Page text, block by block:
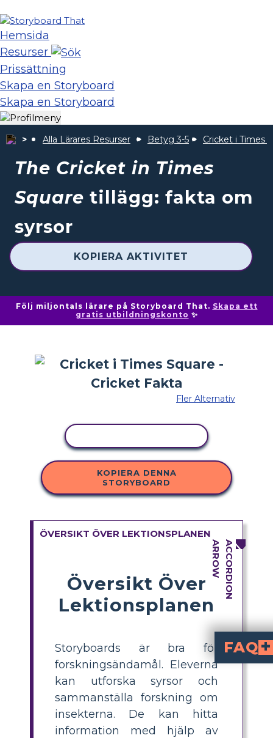
Hemsida
Resurser
Prissättning
Skapa en Storyboard
Skapa en Storyboard
Alla Lärares Resurser Betyg 3-5 Cricket i Times
The Cricket in Times
Square tillägg: fakta om
syrsor
KOPIERA AKTIVITET
Följ miljontals lärare på Storyboard That. Skapa ett
gratis utbildningskonto ✨
Fler Alternativ
KOPIERA DENNA
STORYBOARD
ÖVERSIKT ÖVER LEKTIONSPLANEN
Översikt Över
Lektionsplanen
Storyboards är bra för
forskningsändamål. Eleverna
kan utforska syrsor och
sammanställa forskning om
insekterna. De kan hitta
information med hjälp av
FAQ